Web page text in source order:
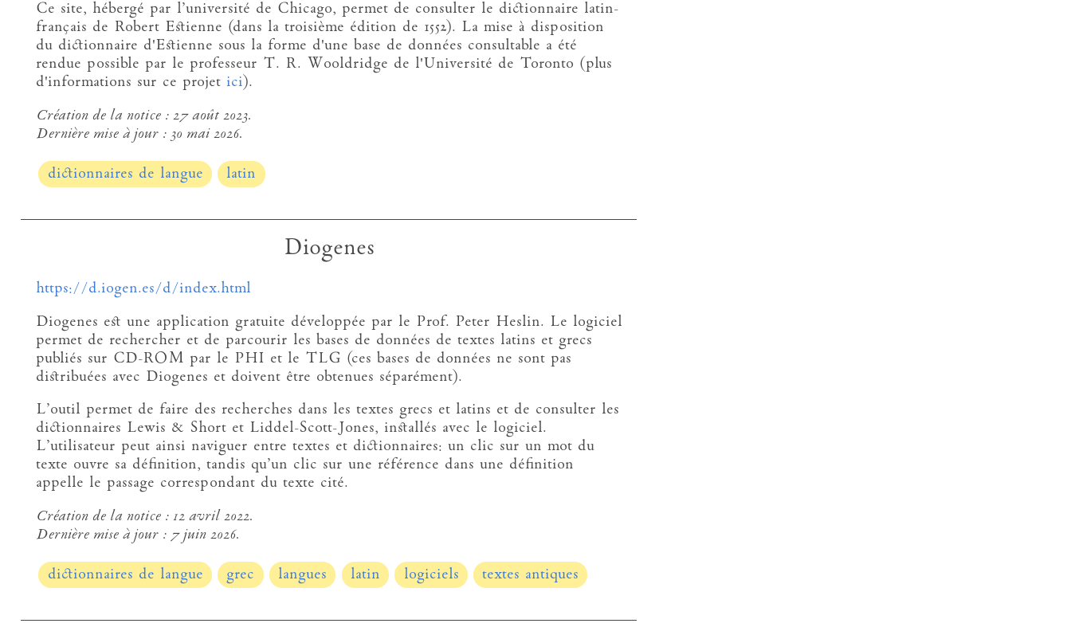
Ce site, hébergé par l’université de Chicago, permet de consulter le dictionnaire latin-
français de Robert Estienne (dans la troisième édition de 1552). La mise à disposition
du dictionnaire d'Estienne sous la forme d'une base de données consultable a été
rendue possible par le professeur T. R. Wooldridge de l'Université de Toronto (plus
d'informations sur ce projet ici).
Création de la notice : 27 août 2023.
Dernière mise à jour : 30 mai 2026.
dictionnaires de langue latin
Diogenes
https://d.iogen.es/d/index.html
Diogenes est une application gratuite développée par le Prof. Peter Heslin. Le logiciel
permet de rechercher et de parcourir les bases de données de textes latins et grecs
publiés sur CD-ROM par le PHI et le TLG (ces bases de données ne sont pas
distribuées avec Diogenes et doivent être obtenues séparément).
L’outil permet de faire des recherches dans les textes grecs et latins et de consulter les
dictionnaires Lewis & Short et Liddel-Scott-Jones, installés avec le logiciel.
L’utilisateur peut ainsi naviguer entre textes et dictionnaires: un clic sur un mot du
texte ouvre sa définition, tandis qu’un clic sur une référence dans une définition
appelle le passage correspondant du texte cité.
Création de la notice : 12 avril 2022.
Dernière mise à jour : 7 juin 2026.
dictionnaires de langue grec langues latin logiciels textes antiques